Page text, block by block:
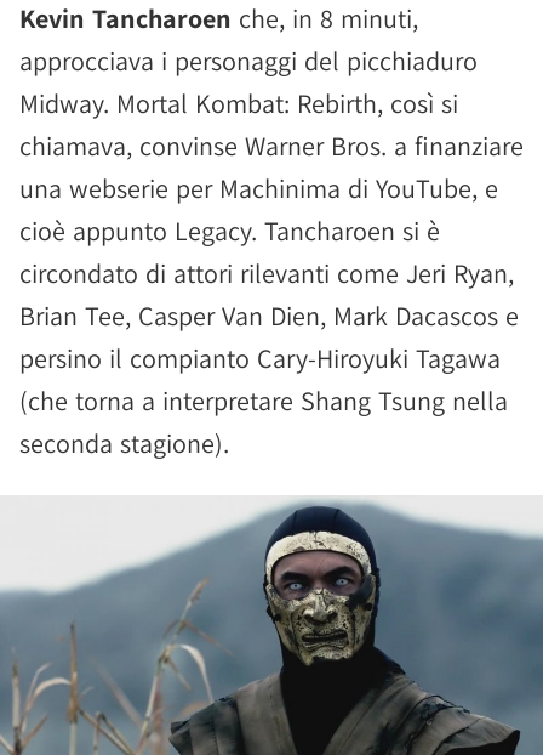
Kevin Tancharoen che, in 8 minuti,
approcciava i personaggi del picchiaduro
Midway. Mortal Kombat: Rebirth, così si
chiamava, convinse Warner Bros. a finanziare
una webserie per Machinima di YouTube, e
cioè appunto Legacy. Tancharoen si è
circondato di attori rilevanti come Jeri Ryan,
Brian Tee, Casper Van Dien, Mark Dacascos e
persino il compianto Cary-Hiroyuki Tagawa
(che torna a interpretare Shang Tsung nella
seconda stagione).